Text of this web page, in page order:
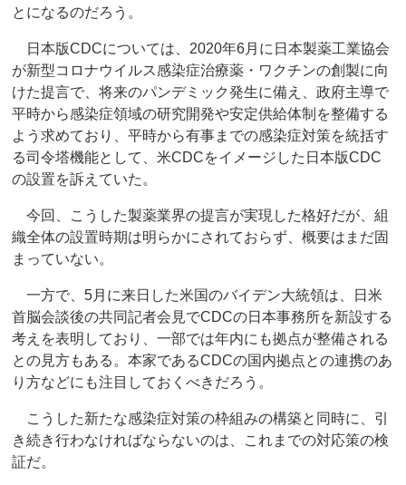
とになるのだろう。
日本版CDCについては、2020年6月に日本製薬工業協会
が新型コロナウイルス感染症治療薬・ワクチンの創製に向
けた提言で、将来のパンデミック発生に備え、政府主導で
平時から感染症領域の研究開発や安定供給体制を整備する
よう求めており、平時から有事までの感染症対策を統括す
る司令塔機能として、米CDCをイメージした日本版CDC
の設置を訴えていた。
今回、こうした製薬業界の提言が実現した格好だが、組
織全体の設置時期は明らかにされておらず、概要はまだ固
まっていない。
一方で、5月に来日した米国のバイデン大統領は、日米
首脳会談後の共同記者会見でCDCの日本事務所を新設する
考えを表明しており、一部では年内にも拠点が整備される
との見方もある。本家であるCDCの国内拠点との連携のあ
り方などにも注目しておくべきだろう。
こうした新たな感染症対策の枠組みの構築と同時に、引
き続き行わなければならないのは、これまでの対応策の検
証だ。